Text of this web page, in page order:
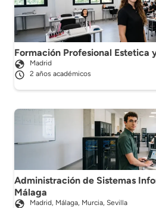
Formación Profesional Estetica
Madrid
2 años académicos
Administración de Sistemas
Málaga
Madrid, Málaga, Murcia, Sevilla